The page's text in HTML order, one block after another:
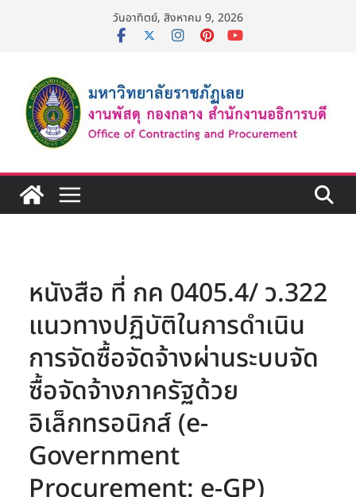
วันอาทิตย์, สิงหาคม 9, 2026
หนังสือ ที่ กค 0405.4/ ว.322
แนวทางปฏิบัติในการดำเนิน
การจัดซื้อจัดจ้างผ่านระบบจัด
ซื้อจัดจ้างภาครัฐด้วย
อิเล็กทรอนิกส์ (e-
Government
Procurement: e-GP)